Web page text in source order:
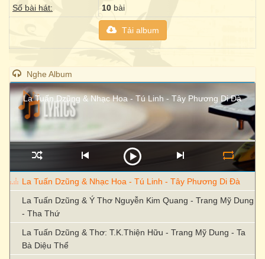
Số bài hát:
10 bài
Tải album
Nghe Album
La Tuấn Dzũng & Nhạc Hoa - Tú Linh - Tây Phương Di Đà
La Tuấn Dzũng & Nhạc Hoa - Tú Linh - Tây Phương Di Đà
La Tuấn Dzũng & Ý Thơ Nguyễn Kim Quang - Trang Mỹ Dung
- Tha Thứ
La Tuấn Dzũng & Thơ: T.K.Thiện Hữu - Trang Mỹ Dung - Ta
Bà Diệu Thể